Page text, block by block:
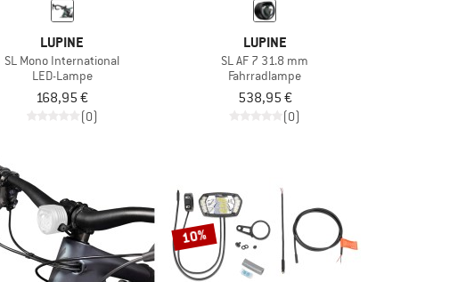
LUPINE
SL Mono International
LED-Lampe
168,95 €
(0)
LUPINE
SL AF 7 31.8 mm
Fahrradlampe
538,95 €
(0)
10%